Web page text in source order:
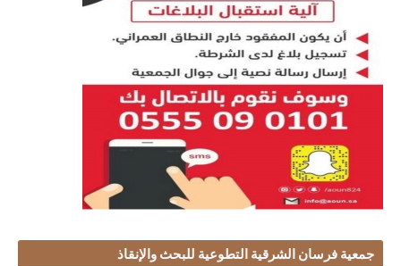
جمعية فرسان الشرقية التطوعية للبحث والإنقاذ